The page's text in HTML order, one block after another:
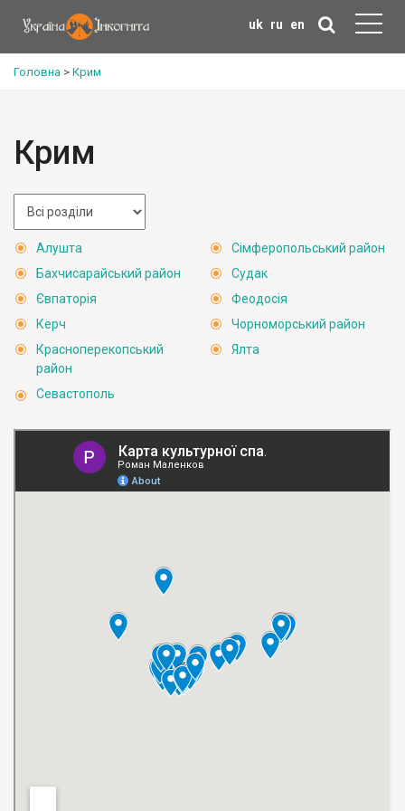
uk ru en
Головна > Крим
Крим
Алушта
Бахчисарайський район
Євпаторія
Керч
Красноперекопський
район
Севастополь
Сімферопольський район
Судак
Феодосія
Чорноморський район
Ялта